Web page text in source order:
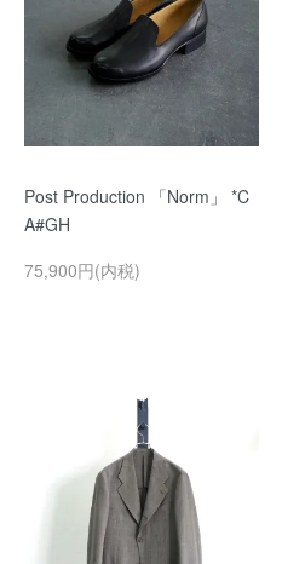
Post Production 「Norm」 *C
A#GH
75,900円(内税)